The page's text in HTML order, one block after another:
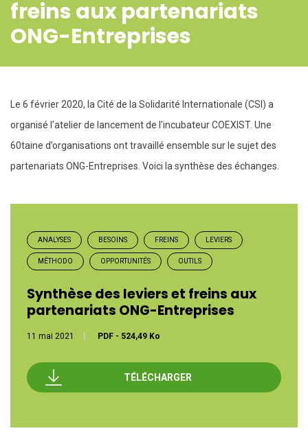
freins aux partenariats
ONG-Entreprises
Le 6 février 2020, la Cité de la Solidarité Internationale (CSI) a
organisé l’atelier de lancement de l’incubateur COEXIST. Une
60taine d’organisations ont travaillé ensemble sur le sujet des
partenariats ONG-Entreprises. Voici la synthèse des échanges.
ANALYSES BESOINS FREINS LEVIERS
MÉTHODO OPPORTUNITÉS OUTILS
Synthèse des leviers et freins aux
partenariats ONG-Entreprises
11 mai 2021 PDF - 524,49 Ko
TÉLÉCHARGER